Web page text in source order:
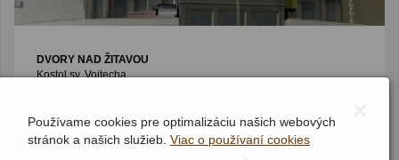
DVORY NAD ŽITAVOU
Kostol sv. Vojtecha
(1897)
Používame cookies pre optimalizáciu našich webových
stránok a našich služieb. Viac o používaní cookies